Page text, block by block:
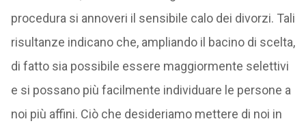
procedura si annoveri il sensibile calo dei divorzi. Tali
risultanze indicano che, ampliando il bacino di scelta,
di fatto sia possibile essere maggiormente selettivi
e si possano più facilmente individuare le persone a
noi più affini. Ciò che desideriamo mettere di noi in